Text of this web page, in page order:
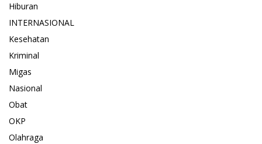
Hiburan
INTERNASIONAL
Kesehatan
Kriminal
Migas
Nasional
Obat
OKP
Olahraga